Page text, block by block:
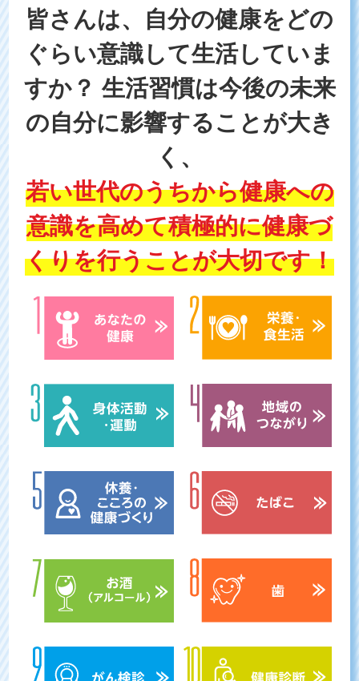
皆さんは、自分の健康をどの
ぐらい意識して生活していま
すか？ 生活習慣は今後の未来
の自分に影響することが大き
く、
若い世代のうちから健康への
意識を高めて積極的に健康づ
くりを行うことが大切です！